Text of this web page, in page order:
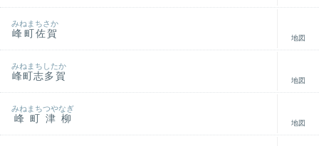
峰町佐賀
みねまちさか
地図
峰町志多賀
みねまちしたか
地図
峰町津柳
みねまちつやなぎ
地図